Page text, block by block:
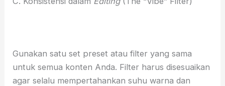
Gunakan satu set preset atau filter yang sama
untuk semua konten Anda. Filter harus disesuaikan
agar selalu mempertahankan suhu warna dan